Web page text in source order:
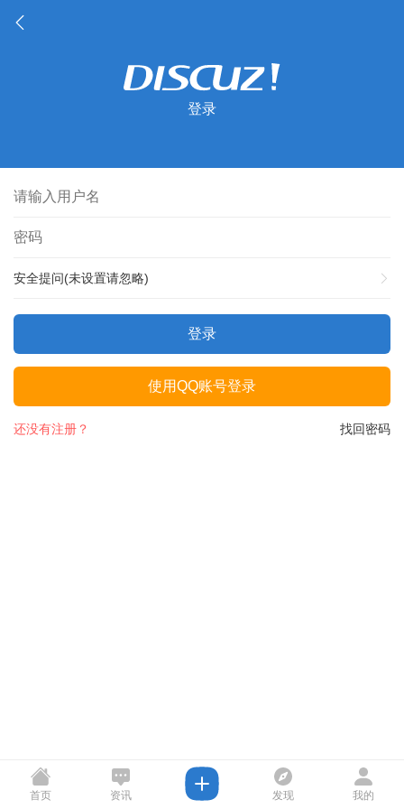
登录
安全提问(未设置请忽略)
登录
使用QQ账号登录
找回密码
还没有注册？
首页 资讯 发现 我的